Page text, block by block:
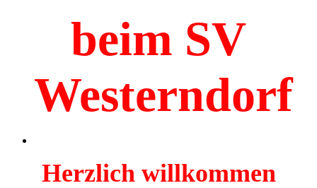
beim SV
Westerndorf
Herzlich willkommen